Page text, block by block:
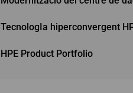
TecnologIa hiperconvergent
HPE Product Portfolio